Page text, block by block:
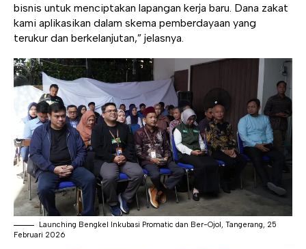
bisnis untuk menciptakan lapangan kerja baru. Dana zakat
kami aplikasikan dalam skema pemberdayaan yang
terukur dan berkelanjutan,” jelasnya.
Launching Bengkel Inkubasi Promatic dan Ber-Ojol, Tangerang, 25
Februari 2026